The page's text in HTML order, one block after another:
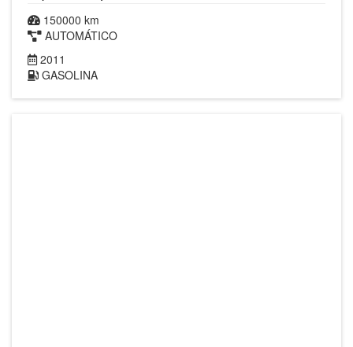
150000 km
AUTOMÁTICO
2011
GASOLINA